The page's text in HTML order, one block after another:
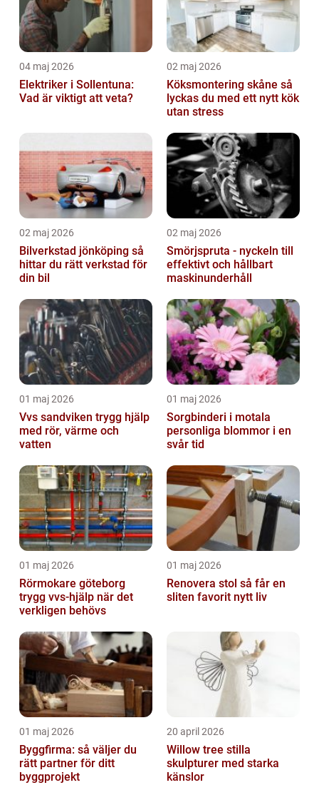
04 maj 2026
Elektriker i Sollentuna:
Vad är viktigt att veta?
02 maj 2026
Köksmontering skåne så
lyckas du med ett nytt kök
utan stress
02 maj 2026
Bilverkstad jönköping så
hittar du rätt verkstad för
din bil
02 maj 2026
Smörjspruta - nyckeln till
effektivt och hållbart
maskinunderhåll
01 maj 2026
Vvs sandviken trygg hjälp
med rör, värme och
vatten
01 maj 2026
Sorgbinderi i motala
personliga blommor i en
svår tid
01 maj 2026
Rörmokare göteborg
trygg vvs-hjälp när det
verkligen behövs
01 maj 2026
Renovera stol så får en
sliten favorit nytt liv
01 maj 2026
Byggfirma: så väljer du
rätt partner för ditt
byggprojekt
20 april 2026
Willow tree stilla
skulpturer med starka
känslor